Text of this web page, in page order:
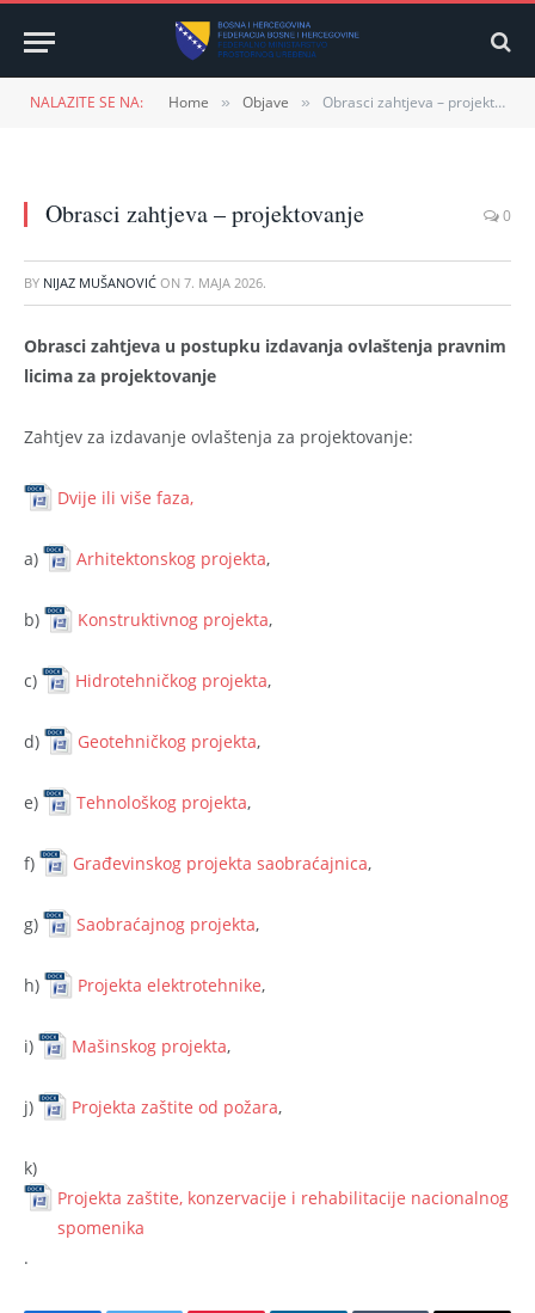
NALAZITE SE NA: Home » Objave » Obrasci zahtjeva – projektovanje
Obrasci zahtjeva – projektovanje 0
BY NIJAZ MUŠANOVIĆ ON 7. MAJA 2026.
Obrasci zahtjeva u postupku izdavanja ovlaštenja pravnim
licima za projektovanje
Zahtjev za izdavanje ovlaštenja za projektovanje:
Dvije ili više faza,
a) Arhitektonskog projekta,
b) Konstruktivnog projekta,
c) Hidrotehničkog projekta,
d) Geotehničkog projekta,
e) Tehnološkog projekta,
f) Građevinskog projekta saobraćajnica,
g) Saobraćajnog projekta,
h) Projekta elektrotehnike,
i) Mašinskog projekta,
j) Projekta zaštite od požara,
k)
Projekta zaštite, konzervacije i rehabilitacije nacionalnog
spomenika
.